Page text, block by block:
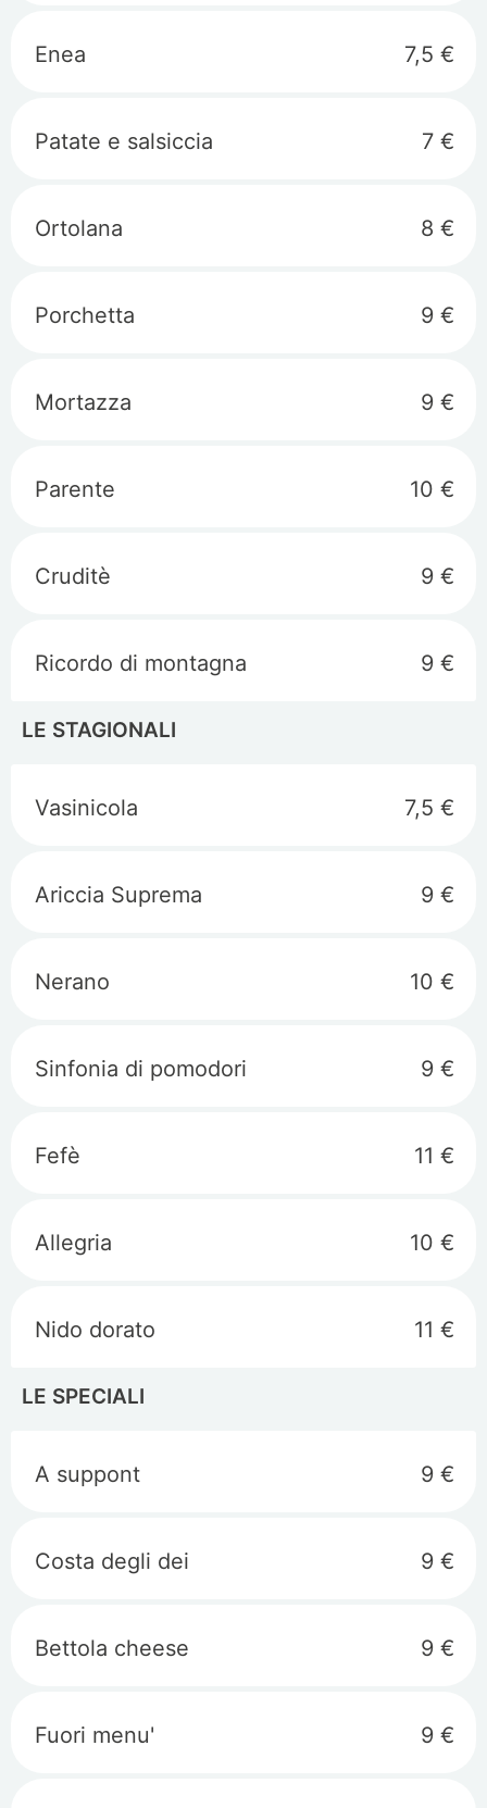
Enea 7,5 €
Patate e salsiccia 7 €
Ortolana 8 €
Porchetta 9 €
Mortazza 9 €
Parente 10 €
Cruditè 9 €
Ricordo di montagna 9 €
LE STAGIONALI
Vasinicola 7,5 €
Ariccia Suprema 9 €
Nerano 10 €
Sinfonia di pomodori 9 €
Fefè 11 €
Allegria 10 €
Nido dorato 11 €
LE SPECIALI
A suppont 9 €
Costa degli dei 9 €
Bettola cheese 9 €
Fuori menu' 9 €